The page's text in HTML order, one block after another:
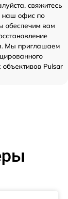
свяжитесь
наш офис по
обеспечим вам
Мы приглашаем
Pulsar